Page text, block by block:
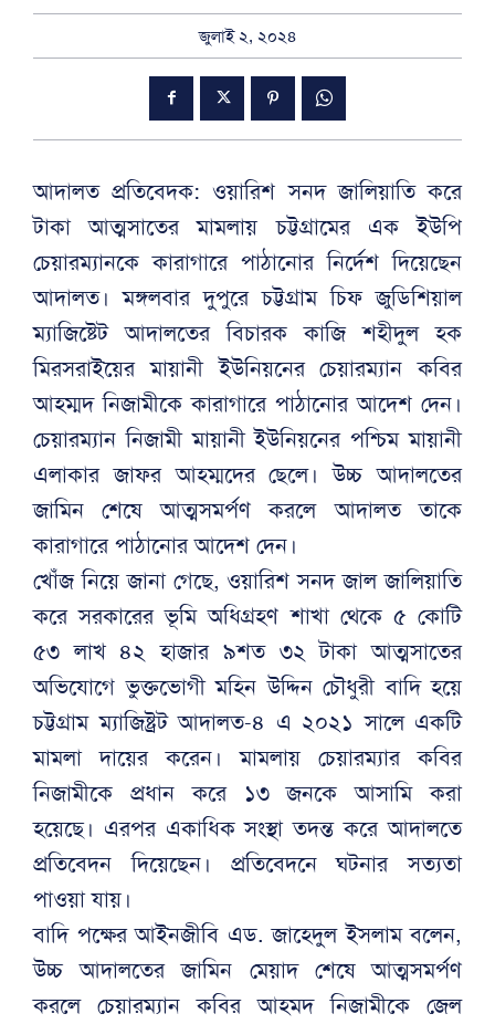
জুলাই ২, ২০২৪
আদালত প্রতিবেদক: ওয়ারিশ সনদ জালিয়াতি করে
টাকা আত্মসাতের মামলায় চট্টগ্রামের এক ইউপি
চেয়ারম্যানকে কারাগারে পাঠানোর নির্দেশ দিয়েছেন
আদালত। মঙ্গলবার দুপুরে চট্টগ্রাম চিফ জুডিশিয়াল
ম্যাজিষ্টেট আদালতের বিচারক কাজি শহীদুল হক
মিরসরাইয়ের মায়ানী ইউনিয়নের চেয়ারম্যান কবির
আহম্মদ নিজামীকে কারাগারে পাঠানোর আদেশ দেন।
চেয়ারম্যান নিজামী মায়ানী ইউনিয়নের পশ্চিম মায়ানী
এলাকার জাফর আহম্মদের ছেলে। উচ্চ আদালতের
জামিন শেষে আত্মসমর্পণ করলে আদালত তাকে
কারাগারে পাঠানোর আদেশ দেন।
খোঁজ নিয়ে জানা গেছে, ওয়ারিশ সনদ জাল জালিয়াতি
করে সরকারের ভূমি অধিগ্রহণ শাখা থেকে ৫ কোটি
৫৩ লাখ ৪২ হাজার ৯শত ৩২ টাকা আত্মসাতের
অভিযোগে ভুক্তভোগী মহিন উদ্দিন চৌধুরী বাদি হয়ে
চট্টগ্রাম ম্যাজিষ্ট্রট আদালত-৪ এ ২০২১ সালে একটি
মামলা দায়ের করেন। মামলায় চেয়ারম্যার কবির
নিজামীকে প্রধান করে ১৩ জনকে আসামি করা
হয়েছে। এরপর একাধিক সংস্থা তদন্ত করে আদালতে
প্রতিবেদন দিয়েছেন। প্রতিবেদনে ঘটনার সত্যতা
পাওয়া যায়।
বাদি পক্ষের আইনজীবি এড. জাহেদুল ইসলাম বলেন,
উচ্চ আদালতের জামিন মেয়াদ শেষে আত্মসমর্পণ
করলে চেয়ারম্যান কবির আহমদ নিজামীকে জেল